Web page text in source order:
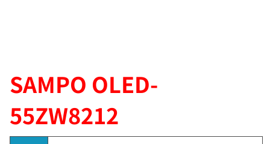
SAMPO OLED-
55ZW8212